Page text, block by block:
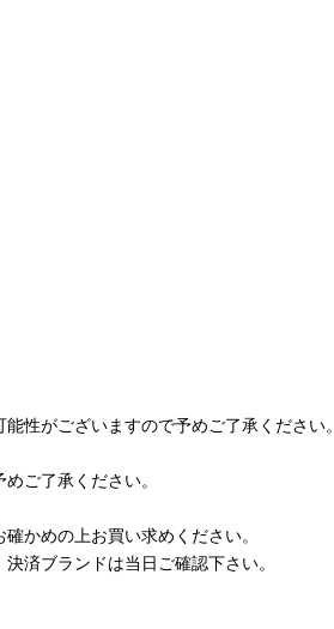
性がございますので予めご了承ください。
ご了承ください。
かめの上お買い求めください。
済ブランドは当日ご確認下さい。